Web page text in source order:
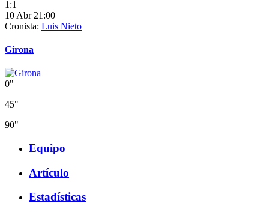
1:1
10 Abr 21:00
Cronista: Luis Nieto
Girona
0"
45"
90"
Equipo
Artículo
Estadísticas